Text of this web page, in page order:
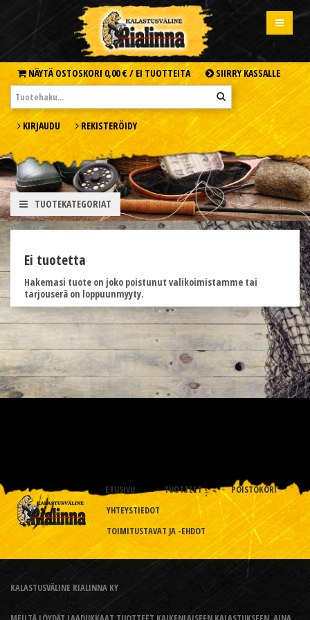
NÄYTÄ OSTOSKORI 0,00 € / EI TUOTTEITA SIIRRY KASSALLE
KIRJAUDU REKISTERÖIDY
TUOTEKATEGORIAT
Ei tuotetta
Hakemasi tuote on joko poistunut valikoimistamme tai
tarjouserä on loppuunmyyty.
ETUSIVU TUOTTEET
POISTOKORI
YHTEYSTIEDOT
TOIMITUSTAVAT JA -EHDOT
KALASTUSVÄLINE RIALINNA KY